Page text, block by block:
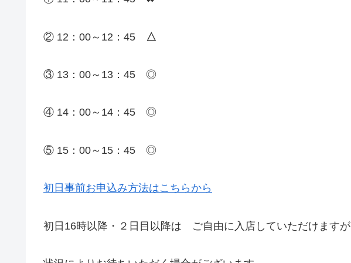
② 12：00～12：45 △
③ 13：00～13：45 ◎
④ 14：00～14：45 ◎
⑤ 15：00～15：45 ◎
初日事前お申込み方法はこちらから
初日16時以降・２日目以降は ご自由に入店していただけますが